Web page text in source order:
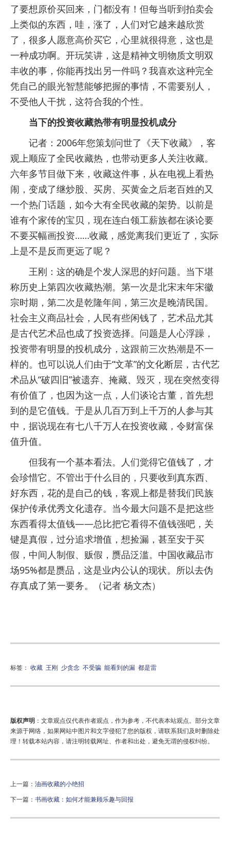
了要想原价买回来，门都没有！但每当听到拍卖会
上类似的东西，哇，涨了，人们对它越来越欣赏
了，很多人愿意高价买它，心里就很得意，这也是
一种成功啊。开玩笑讲，这是精神文明物质文明双
丰收的事，你能再找出另一件吗？我喜欢这种完全
凭自己的眼光智慧能够把握的事情，不需要别人，
不受他人干扰，这符合我的个性。
当下的投资收藏热带有明显投机成分
记者：2006年您策划问世了《天下收藏》，客
观上顺应了全民收藏热，也带动更多人关注收藏。
六年多节目做下来，收藏这件事，从在电视上看热
闹，变成了继炒股、买房、买黄金之后老百姓的又
一个热门话题，如今大有全民收藏的架势。以前是
谁有个家传的宝贝，现在连白领工薪族都在谈论要
不要买幅画投资……收藏，感觉离我们更近了，实际
上是不是反而更远了呢？
王刚：这的确是个发人深思的好问题。当下堪
称历史上第四次收藏热潮。第一次是北宋末年宋徽
宗时期，第二次是乾隆年间，第三次是晚清民国。
社会主义商品社会，人民有些闲钱了，艺术品尤其
是古代艺术品也成了投资选择。问题是人心浮躁，
投资带有明显的投机成分，这跟前三次热潮是不一
样的。也可以说人们由于“文革”的文化断层，古代艺
术品从“破四旧”被遗弃、掩藏、毁灭，现在突然变得
有价值了，也因为这一点，人们谈论古董，首先想
到的是它值钱。于是从几百万到上千万的人参与其
中，据说现在有七八千万人在投资收藏，令财富保
值升值。
但我有一个基本看法。人们觉得它值钱了，才
会珍惜它。不管出于什么目的，只要收到真东西、
好东西，花的是自己的钱，客观上都是替我们民族
保护传承优秀文化遗存。当今最大问题不是把这些
东西看得太值钱——总比把它看得不值钱强吧，关
键是真假，过分追求增值，想捡漏，甚至安于买
假，中间人制假、贩假，赝品泛滥。中国收藏品市
场95%都是赝品，这是业内公认的现状。所以去伪
存真成了第一要务。（记者 杨文杰）
标签： 收藏 王刚 少贪念 不受骗 能看到的漏 都是雷
版权声明 ：文章观点仅代表作者观点，作为参考，不代表本站观点。部分文章
来源于网络，如果网站中图片和文字侵犯了您的版权，请联系我们及时删除处
理！转载本站内容，请注明转载网址、作者和出处，避免无谓的侵权纠纷。
上一篇： 油画收藏的小绝招
下一篇： 书画收藏：如何才能兼顾乐趣与回报